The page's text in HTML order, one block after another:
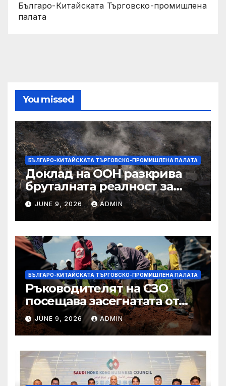
Българо-Китайската Търговско-промишлена
палата
You missed
БЪЛГАРО-КИТАЙСКАТА ТЪРГОВСКО-ПРОМИШЛЕНА ПАЛАТА
Доклад на ООН разкрива
бруталната реалност за
палестинците в Газа,
Западния бряг
JUNE 9, 2026 ADMIN
БЪЛГАРО-КИТАЙСКАТА ТЪРГОВСКО-ПРОМИШЛЕНА ПАЛАТА
Ръководителят на СЗО
посещава засегнатата от
Ебола Уганда, след като
вирусът се разпространява
от ДРК
JUNE 9, 2026 ADMIN